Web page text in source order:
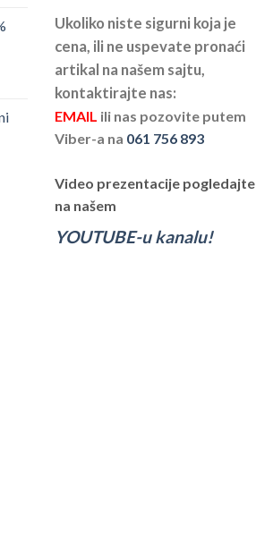
Ukoliko niste sigurni koja je
cena, ili ne uspevate pronaći
artikal na našem sajtu,
kontaktirajte nas:
EMAIL ili nas pozovite putem
Viber-a na 061 756 893
Video prezentacije pogledajte
na našem
YOUTUBE-u kanalu!